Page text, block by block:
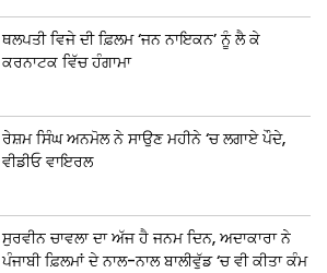
ਥਲਪਤੀ ਵਿਜੇ ਦੀ ਫ਼ਿਲਮ ‘ਜਨ ਨਾਇਕਨ’ ਨੂੰ ਲੈ ਕੇ
ਕਰਨਾਟਕ ਵਿੱਚ ਹੰਗਾਮਾ
ਰੇਸ਼ਮ ਸਿੰਘ ਅਨਮੋਲ ਨੇ ਸਾਉਣ ਮਹੀਨੇ ‘ਚ ਲਗਾਏ ਪੌਦੇ,
ਵੀਡੀਓ ਵਾਇਰਲ
ਸੁਰਵੀਨ ਚਾਵਲਾ ਦਾ ਅੱਜ ਹੈ ਜਨਮ ਦਿਨ, ਅਦਾਕਾਰਾ ਨੇ
ਪੰਜਾਬੀ ਫ਼ਿਲਮਾਂ ਦੇ ਨਾਲ-ਨਾਲ ਬਾਲੀਵੁੱਡ ‘ਚ ਵੀ ਕੀਤਾ ਕੰਮ